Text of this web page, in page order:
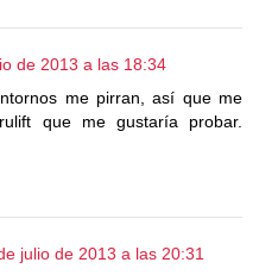
de 2013 a las 18:34
me pirran, así que me
que me gustaría probar.
julio de 2013 a las 20:31